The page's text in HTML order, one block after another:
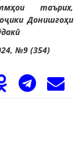
таърих,
Донишгоҳи
№9 (354)